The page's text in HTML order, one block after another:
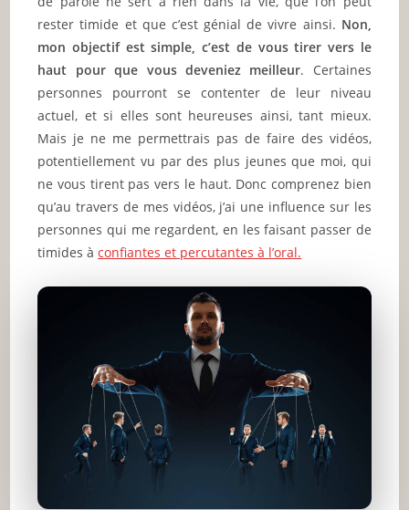
rester timide et que c’est génial de vivre ainsi. Non,
mon objectif est simple, c’est de vous tirer vers le
haut pour que vous deveniez meilleur. Certaines
personnes pourront se contenter de leur niveau
actuel, et si elles sont heureuses ainsi, tant mieux.
Mais je ne me permettrais pas de faire des vidéos,
potentiellement vu par des plus jeunes que moi, qui
ne vous tirent pas vers le haut. Donc comprenez bien
qu’au travers de mes vidéos, j’ai une influence sur les
personnes qui me regardent, en les faisant passer de
timides àconfiantes et percutantes à l’oral.